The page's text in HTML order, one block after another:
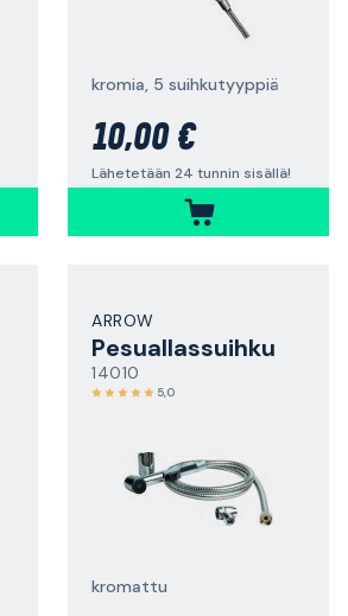
kromia, 5 suihkutyyppiä
10,00 €
Lähetetään 24 tunnin sisällä!
ARROW
Pesuallassuihku
14010
5,0
kromattu